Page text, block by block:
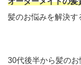
髪のお悩みを解決す
30代後半から髪のお